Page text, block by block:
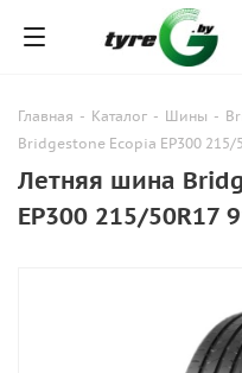
Главная - Каталог - Шины -
Bridgestone Ecopia EP300 215/
Летняя шина
EP300 215/50R17